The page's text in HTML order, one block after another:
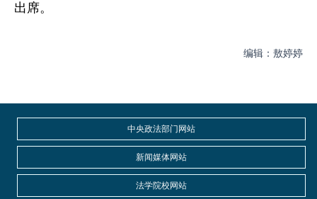
出席。
编辑：敖婷婷
中央政法部门网站
新闻媒体网站
法学院校网站